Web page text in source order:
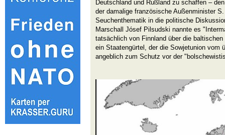
Deutschland und Rußland zu schaffen –
der damalige französische Außenminister
Seuchenthematik in die politische
Marschall Jósef Pilsudski nannte es
tatsächlich von Finnland über die
ein Staatengürtel, der die Sowjetunion vom
angeblich zum Schutz vor der